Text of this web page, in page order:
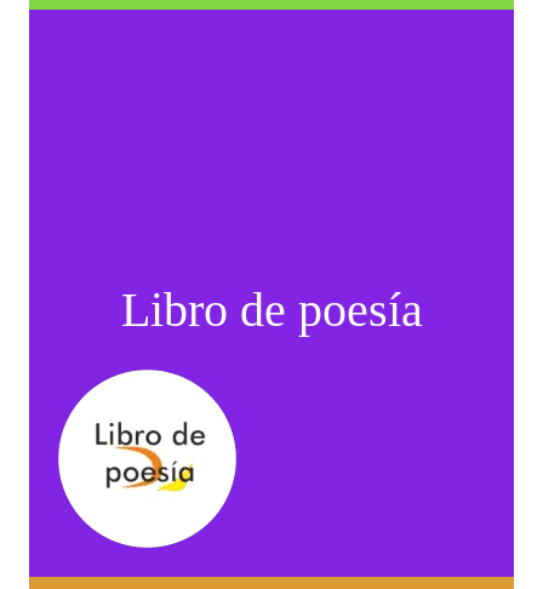
Libro de poesía